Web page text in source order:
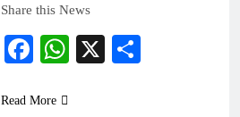
Share this News
Facebook
WhatsApp
X
Read More